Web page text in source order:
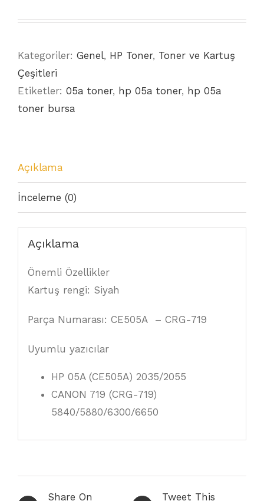
Kategoriler: Genel, HP Toner, Toner ve Kartuş
Çeşitleri
Etiketler: 05a toner, hp 05a toner, hp 05a
toner bursa
Açıklama
İnceleme (0)
Açıklama
Önemli Özellikler
Kartuş rengi: Siyah
Parça Numarası: CE505A – CRG-719
Uyumlu yazıcılar
HP 05A (CE505A) 2035/2055
CANON 719 (CRG-719)
5840/5880/6300/6650
Share On Tweet This